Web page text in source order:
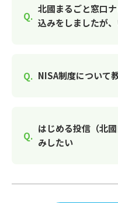
北國まるごと窓口
込みをしましたが
NISA制度について
はじめる投信（北
みしたい